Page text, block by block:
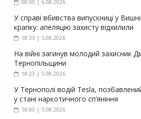
08:00 | 6.08.2026
У справі вбивства випускниці у
крапку: апеляцію захисту відхилили
18:35 | 5.08.2026
На війні загинув молодий захисник
Тернопільщини
18:23 | 5.08.2026
У Тернополі водій Tesla,
у стані наркотичного сп’яніння
18:00 | 5.08.2026